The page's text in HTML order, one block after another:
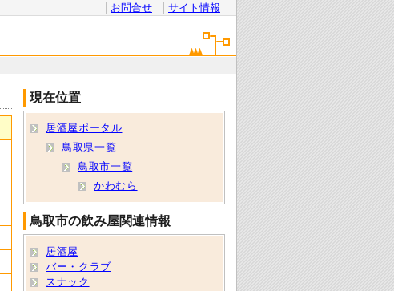
お問合せ サイト情報
現在位置
居酒屋ポータル
鳥取県一覧
鳥取市一覧
かわむら
鳥取市の飲み屋関連情報
居酒屋
バー・クラブ
スナック